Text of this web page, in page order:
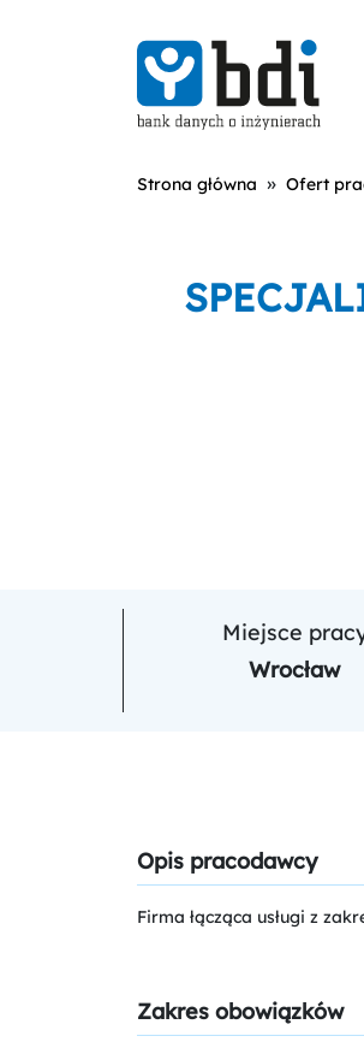
Strona główna » Ofert
Miejsce
Wrocław
Opis pracodawcy
Firma łącząca usługi z
Zakres obowiązków